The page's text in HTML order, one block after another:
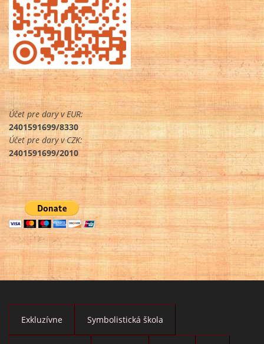
Účet pre dary v EUR:
2401591699/8330
Účet pre dary v CZK:
2401591699/2010
Exkluzívne Symbolistická škola